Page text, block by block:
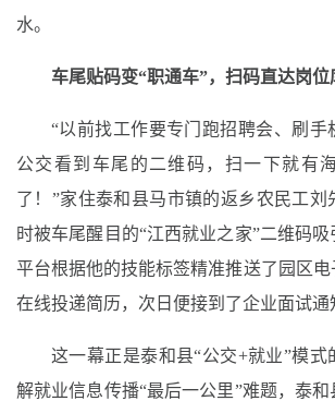
水。
车尾贴码变“职通车”，扫码直达岗位
“以前找工作要专门跑招聘会、刷手
公交看到车尾的二维码，扫一下就有
了！”家住泰和县马市镇的返乡农民工刘
时被车尾醒目的“江西就业之家”二维码吸
平台根据他的技能标签精准推送了园区
在线投递简历，次日便接到了企业面试通
这一幕正是泰和县“公交+就业”模式
解就业信息传播“最后一公里”难题，泰